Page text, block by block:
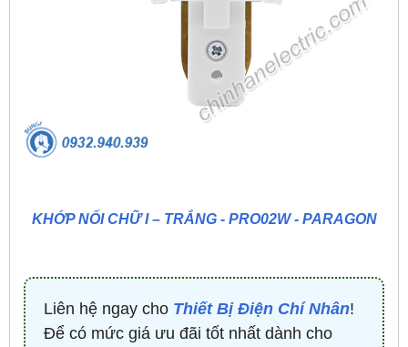
KHỚP NỐI CHỮ I – TRẮNG - PRO02W - PARAGON
Liên hệ ngay cho Thiết Bị Điện Chí Nhân!
Để có mức giá ưu đãi tốt nhất dành cho